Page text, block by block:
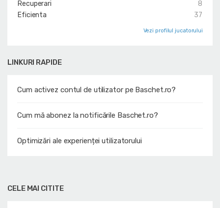
Recuperari
8
Eficienta
37
Vezi profilul jucatorului
LINKURI RAPIDE
Cum activez contul de utilizator pe Baschet.ro?
Cum mă abonez la notificările Baschet.ro?
Optimizări ale experienței utilizatorului
CELE MAI CITITE